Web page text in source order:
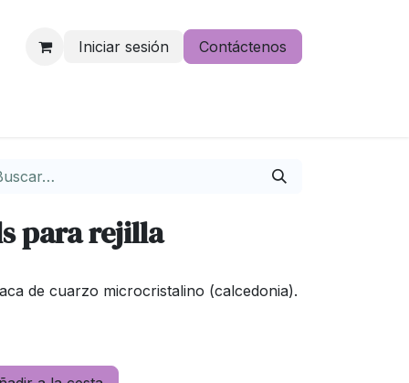
Iniciar sesión Contáctenos
para rejilla
de cuarzo microcristalino (calcedonia).